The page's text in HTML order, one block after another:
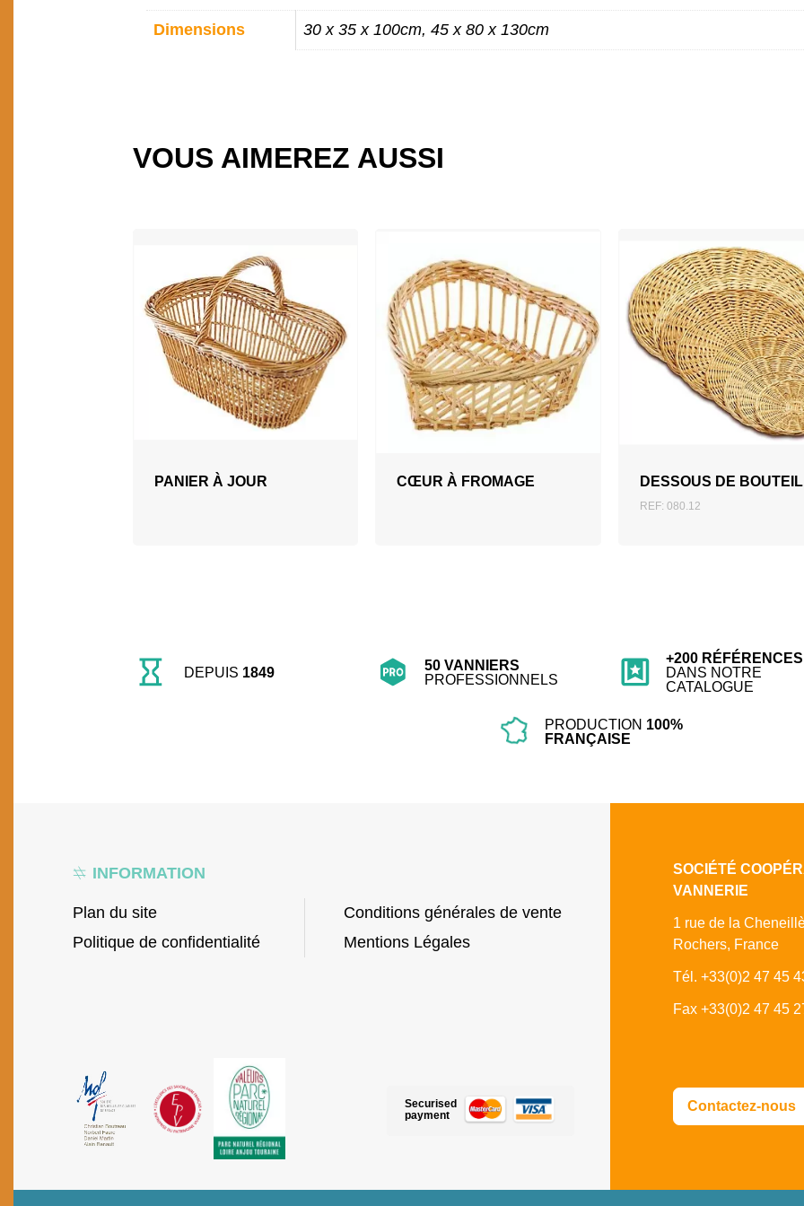
INFORMATIONS
COMPLÉMENTAIRES
Dimensions 30 x 35 x 100cm, 45 x 80 x 130cm
VOUS AIMEREZ AUSSI
PANIER À JOUR CŒUR À FROMAGE DESSOUS DE
REF: 080.12
AJOUTER AU DEVIS
DEPUIS 1849
50 VANNIERS
PROFESSIONNELS
+200 RÉFÉRENCES
DANS NOTRE
CATALOGUE
PRODUCTION 100%
FRANÇAISE
INFORMATION
Plan du site
Politique de confidentialité
Conditions générales de vente
Mentions Légales
SOCIÉTÉ
VANNERIE
1 rue de la
Rochers, France
Tél. +33(0)2 47 45
Fax +33(0)2 47 45
Securised
payment
Contactez-nous